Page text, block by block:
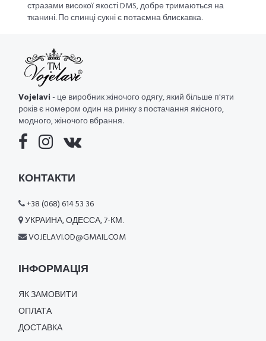
стразами високої якості DMS, добре тримаються на
тканині. По спинці сукні є потаємна блискавка.
Vojelavi- це виробник жіночого одягу, який більше п'яти
років є номером один на ринку з постачання якісного,
модного, жіночого вбрання.
КОНТАКТИ
+38 (068) 614 53 36
УКРАИНА, ОДЕССА, 7-КМ.
VOJELAVI.OD@GMAIL.COM
ІНФОРМАЦІЯ
ЯК ЗАМОВИТИ
ОПЛАТА
ДОСТАВКА